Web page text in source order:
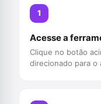
1
Acesse a
Clique no botão
direcionado para o